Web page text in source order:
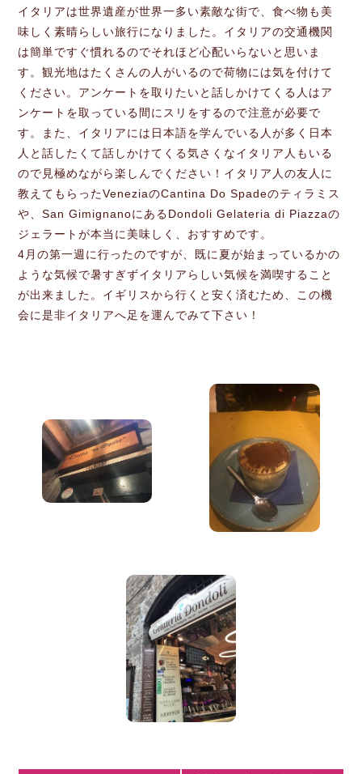
イタリアは世界遺産が世界一多い素敵な街で、食べ物も美
味しく素晴らしい旅行になりました。イタリアの交通機関
は簡単ですぐ慣れるのでそれほど心配いらないと思いま
す。観光地はたくさんの人がいるので荷物には気を付けて
ください。アンケートを取りたいと話しかけてくる人はア
ンケートを取っている間にスリをするので注意が必要で
す。また、イタリアには日本語を学んでいる人が多く日本
人と話したくて話しかけてくる気さくなイタリア人もいる
ので見極めながら楽しんでください！イタリア人の友人に
教えてもらったVeneziaのCantina Do Spadeのティラミス
や、San GimignanoにあるDondoli Gelateria di Piazzaの
ジェラートが本当に美味しく、おすすめです。
4月の第一週に行ったのですが、既に夏が始まっているかの
ような気候で暑すぎずイタリアらしい気候を満喫すること
が出来ました。イギリスから行くと安く済むため、この機
会に是非イタリアへ足を運んでみて下さい！